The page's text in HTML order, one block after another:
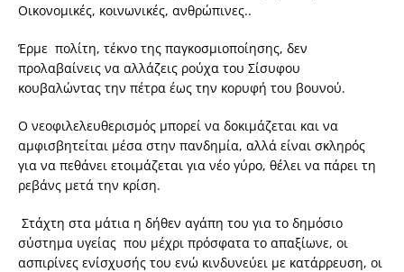
Οικονομικές, κοινωνικές, ανθρώπινες..
Έρμε πολίτη, τέκνο της παγκοσμιοποίησης, δεν
προλαβαίνεις να αλλάζεις ρούχα του Σίσυφου
κουβαλώντας την πέτρα έως την κορυφή του βουνού.
Ο νεοφιλελευθερισμός μπορεί να δοκιμάζεται και να
αμφισβητείται μέσα στην πανδημία, αλλά είναι σκληρός
για να πεθάνει ετοιμάζεται για νέο γύρο, θέλει να πάρει τη
ρεβάνς μετά την κρίση.
Στάχτη στα μάτια η δήθεν αγάπη του για το δημόσιο
σύστημα υγείας που μέχρι πρόσφατα το απαξίωνε, οι
ασπιρίνες ενίσχυσής του ενώ κινδυνεύει με κατάρρευση, οι